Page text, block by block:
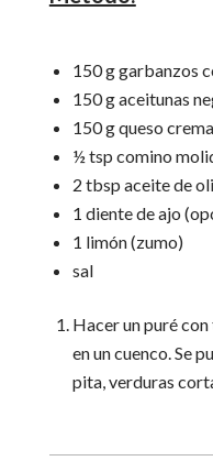
150 g garbanzos
150 g aceitunas
150 g queso crema
½ tsp comino
2 tbsp aceite de
1 diente de ajo
1 limón (zumo)
sal
Hacer un puré
en un cuenco. Se
pita, verduras